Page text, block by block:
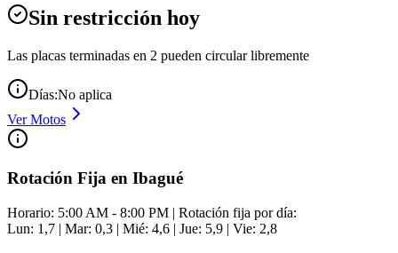
Sin restricción hoy
Las placas terminadas en 2 pueden circular libremente
Días:No aplica
VerMotos
Rotación Fija en Ibagué
Horario: 5:00 AM - 8:00 PM | Rotación fija por día:
Lun: 1,7 | Mar: 0,3 | Mié: 4,6 | Jue: 5,9 | Vie: 2,8